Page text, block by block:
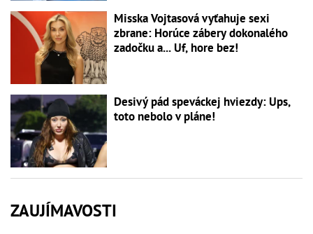
Misska Vojtasová vyťahuje sexi
zbrane: Horúce zábery dokonalého
zadočku a... Uf, hore bez!
Desivý pád speváckej hviezdy: Ups,
toto nebolo v pláne!
ZAUJÍMAVOSTI